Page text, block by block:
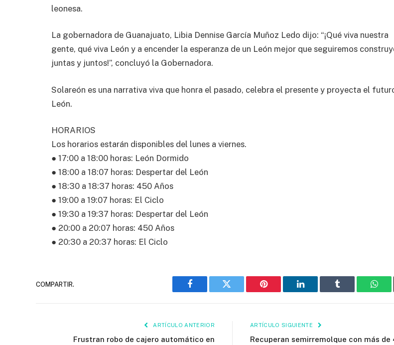
leonesa.
La gobernadora de Guanajuato, Libia Dennise García Muñoz Ledo dijo: “¡Qué viva nuestra
gente, qué viva León y a encender la esperanza de un León mejor que seguiremos
juntas y juntos!”, concluyó la Gobernadora.
Solareón es una narrativa viva que honra el pasado, celebra el presente y proyecta el
León.
HORARIOS
Los horarios estarán disponibles del lunes a viernes.
● 17:00 a 18:00 horas: León Dormido
● 18:00 a 18:07 horas: Despertar del León
● 18:30 a 18:37 horas: 450 Años
● 19:00 a 19:07 horas: El Ciclo
● 19:30 a 19:37 horas: Despertar del León
● 20:00 a 20:07 horas: 450 Años
● 20:30 a 20:37 horas: El Ciclo
COMPARTIR.
Facebook Twitter Pinterest LinkedIn Tumblr
ARTÍCULO ANTERIOR
Frustran robo de cajero automático en
ARTÍCULO SIGUIENTE
Recuperan semirremolque con más de